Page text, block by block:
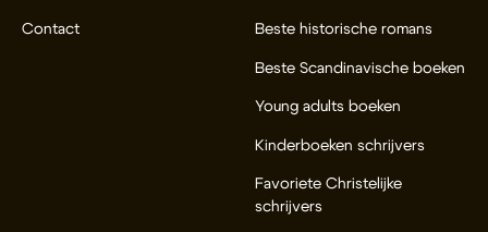
Contact Beste historische romans
Beste Scandinavische boeken
Young adults boeken
Kinderboeken schrijvers
Favoriete Christelijke
schrijvers